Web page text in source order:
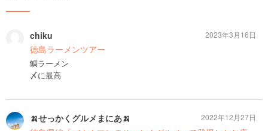
chiku
徳島ラーメンツアー
鯛ラーメン
〆に最高
2023年3月16日
🍌せっかくグルメまにあ🍌
2022年12月27日